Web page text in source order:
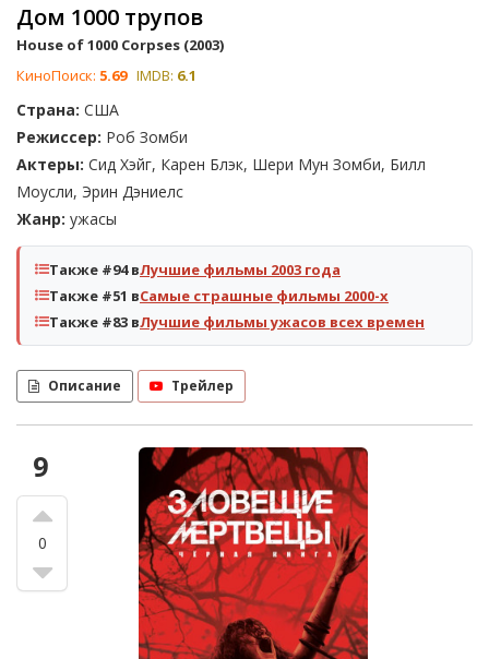
Дом 1000 трупов
House of 1000 Corpses (2003)
КиноПоиск: 5.69 IMDB: 6.1
Страна: США
Режиссер: Роб Зомби
Актеры: Сид Хэйг, Карен Блэк, Шери Мун Зомби, Билл
Моусли, Эрин Дэниелс
Жанр: ужасы
Также #94 вЛучшие фильмы 2003 года
Также #51 вСамые страшные фильмы 2000-х
Также #83 вЛучшие фильмы ужасов всех времен
Описание Трейлер
9
0